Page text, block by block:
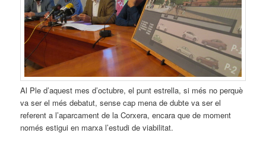
Al Ple d’aquest mes d’octubre, el punt estrella, si més no perquè
va ser el més debatut, sense cap mena de dubte va ser el
referent a l’aparcament de la Corxera, encara que de moment
només estigui en marxa l’estudi de viabilitat.